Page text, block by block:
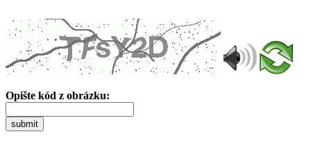
Opište kód z obrázku:
submit